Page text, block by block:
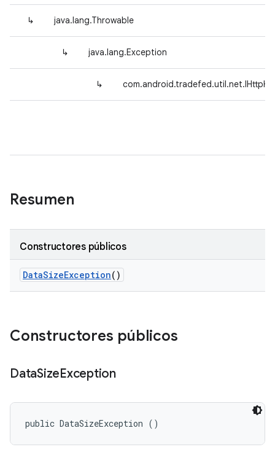
↳ java.lang.Throwable
↳ java.lang.Exception
↳
Resumen
Constructores públicos
DataSizeException()
Constructores públicos
DataSizeException
public DataSizeException ()